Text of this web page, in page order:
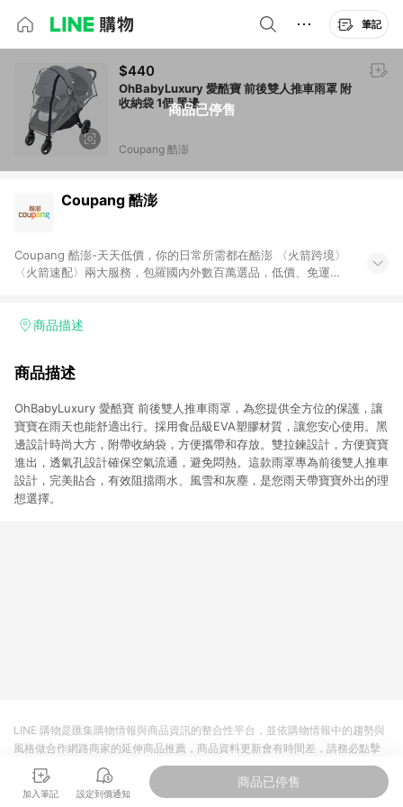
筆記
商品已停售
$440
OhBabyLuxury 愛酷寶 前後雙人推車雨罩 附
收納袋 1個 黑邊
Coupang 酷澎
Coupang 酷澎
Coupang 酷澎-天天低價，你的日常所需都在酷澎 〈火箭跨境〉
〈火箭速配〉兩大服務，包羅國內外數百萬選品，低價、免運，
加入WOW會員告別湊免運，火箭速配、火箭跨境優質選品不限金
商品描述
商品描述
OhBabyLuxury 愛酷寶 前後雙人推車雨罩，為您提供全方位的保護，讓
寶寶在雨天也能舒適出行。採用食品級EVA塑膠材質，讓您安心使用。黑
邊設計時尚大方，附帶收納袋，方便攜帶和存放。雙拉鍊設計，方便寶寶
進出，透氣孔設計確保空氣流通，避免悶熱。這款雨罩專為前後雙人推車
設計，完美貼合，有效阻擋雨水、風雪和灰塵，是您雨天帶寶寶外出的理
想選擇。
加入筆記 設定到價通知
商品已停售
LINE 購物是匯集購物情報與商品資訊的整合性平台，並依購物情報中的趨勢與
風格做合作網路商家的延伸商品推薦，商品資料更新會有時間差，請務必點擊
商品至各合作網路商家，確認現售價與購物條件，一切資訊以合作廠商網頁為
準。